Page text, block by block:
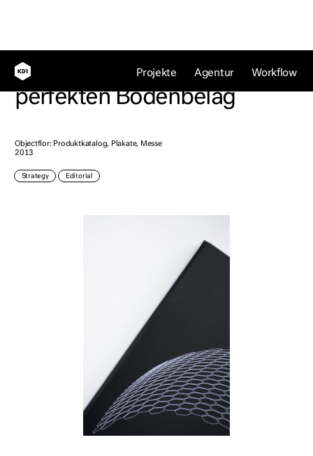
Projekte Agentur Workflow
Flooring Partners für den
perfekten Bodenbelag
Objectflor: Produktkatalog, Plakate, Messe
2013
Strategy Editorial